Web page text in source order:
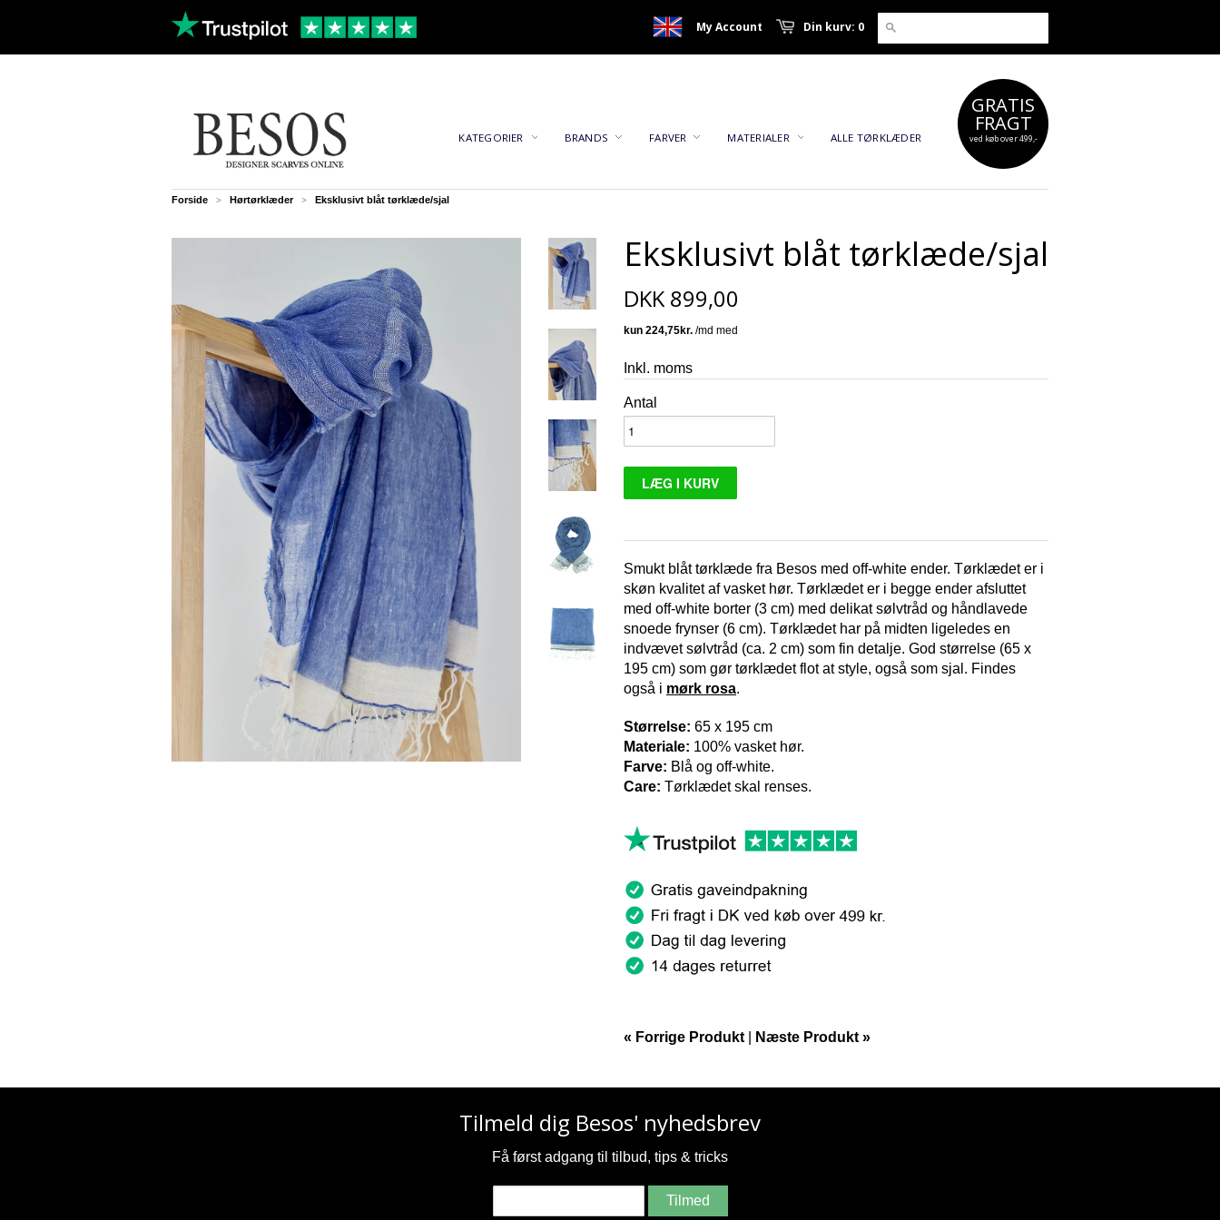
Din kurv: 0
My Account
KATEGORIER BRANDS FARVER MATERIALER ALLE TØRKLÆDER
GRATIS
FRAGT
ved køb over 499,-
Forside > Hørtørklæder > Eksklusivt blåt tørklæde/sjal
Eksklusivt blåt tørklæde/sjal
DKK 899,00
Inkl. moms
Antal
Smukt blåt tørklæde fra Besos med off-white ender. Tørklædet er i
skøn kvalitet af vasket hør. Tørklædet er i begge ender afsluttet
med off-white borter (3 cm) med delikat sølvtråd og håndlavede
snoede frynser (6 cm). Tørklædet har på midten ligeledes en
indvævet sølvtråd (ca. 2 cm) som fin detalje. God størrelse (65 x
195 cm) som gør tørklædet flot at style, også som sjal. Findes
også i mørk rosa.
Størrelse: 65 x 195 cm
Materiale: 100% vasket hør.
Farve: Blå og off-white.
Care: Tørklædet skal renses.
« Forrige Produkt Næste Produkt »
Tilmeld dig Besos' nyhedsbrev
Få først adgang til tilbud, tips & tricks
Tilmed